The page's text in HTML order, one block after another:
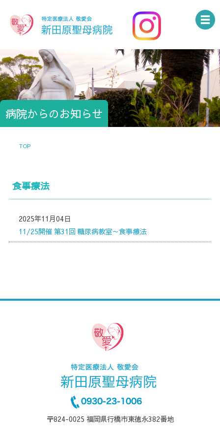
病院からのお知らせ
TOP
食事療法
2025年11月04日
11/25開催 第31回 糖尿病教室～食事療法
〒824-0025 福岡県行橋市東徳永382番地